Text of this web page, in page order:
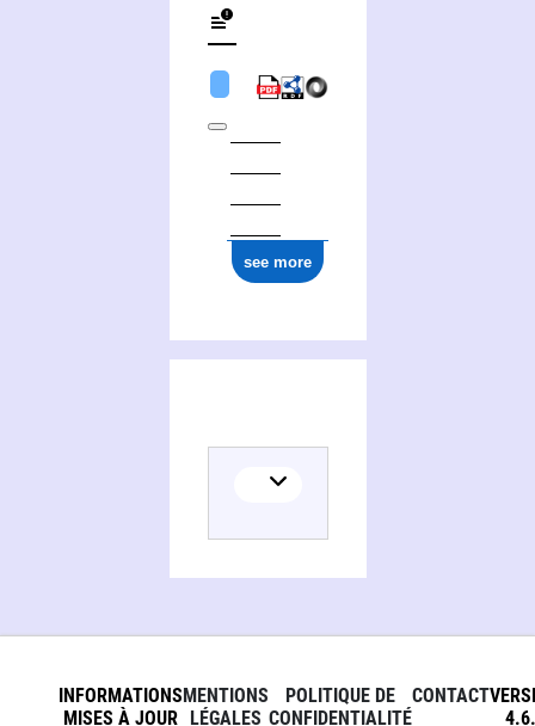
see more
INFORMATIONS
MISES À JOUR
MENTIONS
LÉGALES
POLITIQUE DE
CONFIDENTIALITÉ
CONTACT